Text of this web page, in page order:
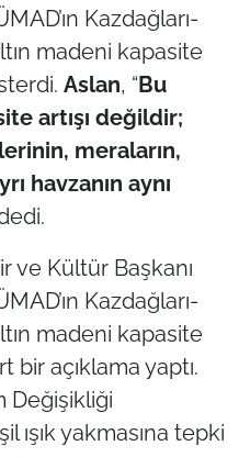
Kazdağları-
madeni kapasite
Aslan, “Bu
artışı değildir;
meraların,
havzanın aynı
ve Kültür Başkanı
Kazdağları-
madeni kapasite
bir açıklama yaptı.
Değişikliği
ışık yakmasına tepki